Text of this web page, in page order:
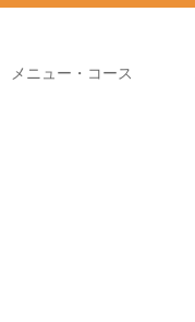
メニュー・コース